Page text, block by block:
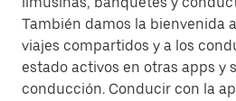
También damos la bienvenida
viajes compartidos y a los
estado activos en otras apps y
conducción. Conducir con la